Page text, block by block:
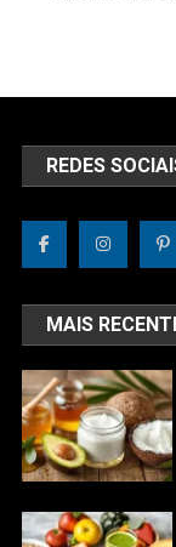
REDES
MAIS